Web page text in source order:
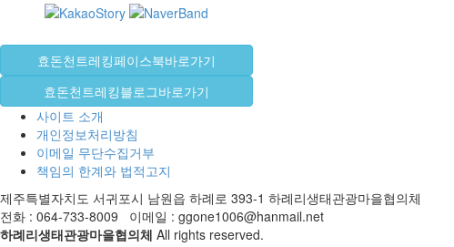
효돈천트레킹페이스북바로가기
효돈천트레킹블로그바로가기
사이트 소개
개인정보처리방침
이메일 무단수집거부
책임의 한계와 법적고지
제주특별자치도 서귀포시 남원읍 하례로 393-1 하례리생태관광마을협의체
전화 : 064-733-8009 이메일 : ggone1006@hanmail.net
하례리생태관광마을협의체 All rights reserved.